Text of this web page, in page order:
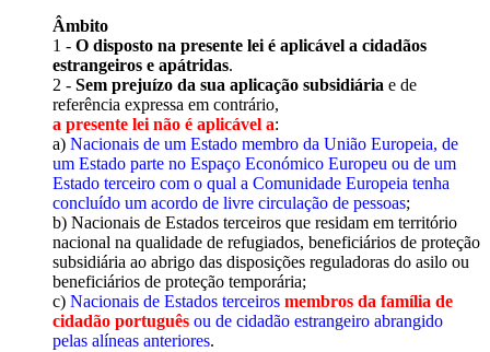
Âmbito
1 - O disposto na presente lei é aplicável a cidadãos
estrangeiros e apátridas.
2 - Sem prejuízo da sua aplicação subsidiária e de
referência expressa em contrário,
a presente lei não é aplicável a:
a) Nacionais de um Estado membro da União Europeia, de
um Estado parte no Espaço Económico Europeu ou de um
Estado terceiro com o qual a Comunidade Europeia tenha
concluído um acordo de livre circulação de pessoas;
b) Nacionais de Estados terceiros que residam em território
nacional na qualidade de refugiados, beneficiários de proteção
subsidiária ao abrigo das disposições reguladoras do asilo ou
beneficiários de proteção temporária;
c) Nacionais de Estados terceiros membros da família de
cidadão português ou de cidadão estrangeiro abrangido
pelas alíneas anteriores.